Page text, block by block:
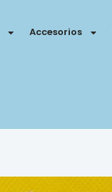
Accesorios